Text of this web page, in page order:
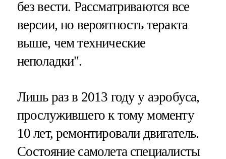
без вести. Рассматриваются все
версии, но вероятность теракта
выше, чем технические
неполадки".
Лишь раз в 2013 году у аэробуса,
прослужившего к тому моменту
10 лет, ремонтировали двигатель.
Состояние самолета специалисты